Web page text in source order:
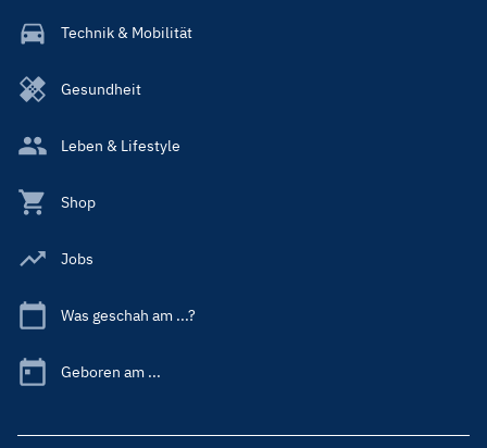
Technik & Mobilität
Gesundheit
Leben & Lifestyle
Shop
Jobs
Was geschah am ...?
Geboren am ...